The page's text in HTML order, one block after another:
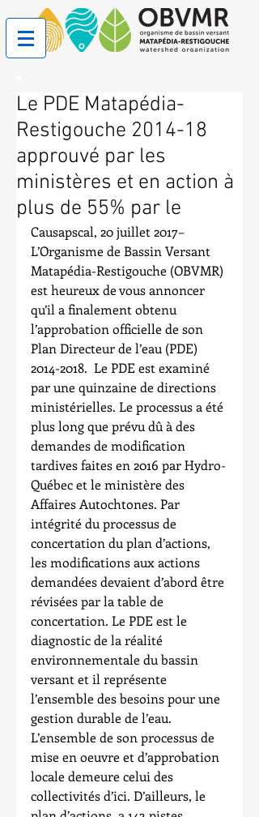
Le PDE Matapédia-
Restigouche 2014-18
approuvé par les
ministères et en action à
plus de 55% par le
Causapscal, 20 juillet 2017–
L’Organisme de Bassin Versant
Matapédia-Restigouche (OBVMR)
est heureux de vous annoncer
qu’il a finalement obtenu
l’approbation officielle de son
Plan Directeur de l’eau (PDE)
2014-2018.  Le PDE est examiné
par une quinzaine de directions
ministérielles. Le processus a été
plus long que prévu dû à des
demandes de modification
tardives faites en 2016 par Hydro-
Québec et le ministère des
Affaires Autochtones. Par
intégrité du processus de
concertation du plan d’actions,
les modifications aux actions
demandées devaient d’abord être
révisées par la table de
concertation. Le PDE est le
diagnostic de la réalité
environnementale du bassin
versant et il représente
l’ensemble des besoins pour une
gestion durable de l’eau.
L’ensemble de son processus de
mise en oeuvre et d’approbation
locale demeure celui des
collectivités d’ici. D’ailleurs, le